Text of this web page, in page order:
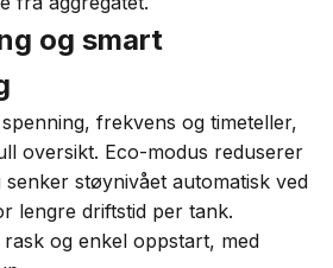
og smart
frekvens og timeteller,
oversikt. Eco-modus reduserer
støynivået automatisk ved
lengre driftstid per tank.
og enkel oppstart, med